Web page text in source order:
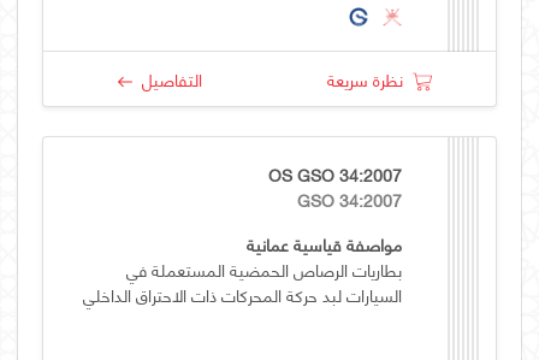
نظرة سريعة التفاصيل
OS GSO 34:2007
GSO 34:2007
مواصفة قياسية عمانية
بطاريات الرصاص الحمضية المستعملة في
السيارات لبد حركة المحركات ذات الاحتراق الداخلي